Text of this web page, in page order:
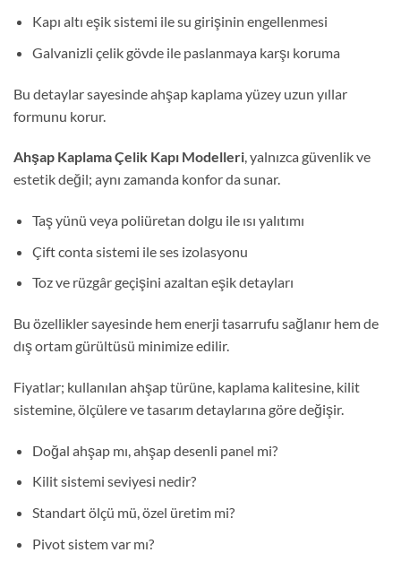
Kapı altı eşik sistemi ile su girişinin engellenmesi
Galvanizli çelik gövde ile paslanmaya karşı koruma
Bu detaylar sayesinde ahşap kaplama yüzey uzun yıllar
formunu korur.
Ahşap Kaplama Çelik Kapı Modelleri, yalnızca güvenlik ve
estetik değil; aynı zamanda konfor da sunar.
Taş yünü veya poliüretan dolgu ile ısı yalıtımı
Çift conta sistemi ile ses izolasyonu
Toz ve rüzgâr geçişini azaltan eşik detayları
Bu özellikler sayesinde hem enerji tasarrufu sağlanır hem de
dış ortam gürültüsü minimize edilir.
Fiyatlar; kullanılan ahşap türüne, kaplama kalitesine, kilit
sistemine, ölçülere ve tasarım detaylarına göre değişir.
Doğal ahşap mı, ahşap desenli panel mi?
Kilit sistemi seviyesi nedir?
Standart ölçü mü, özel üretim mi?
Pivot sistem var mı?